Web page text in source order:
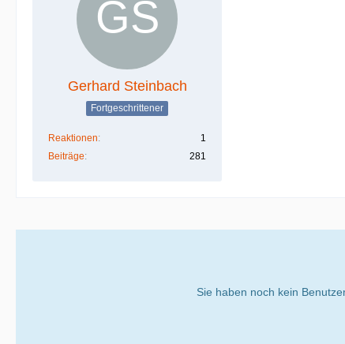
Gerhard Steinbach
Fortgeschrittener
Reaktionen
1
Beiträge
281
Sie haben noch kein